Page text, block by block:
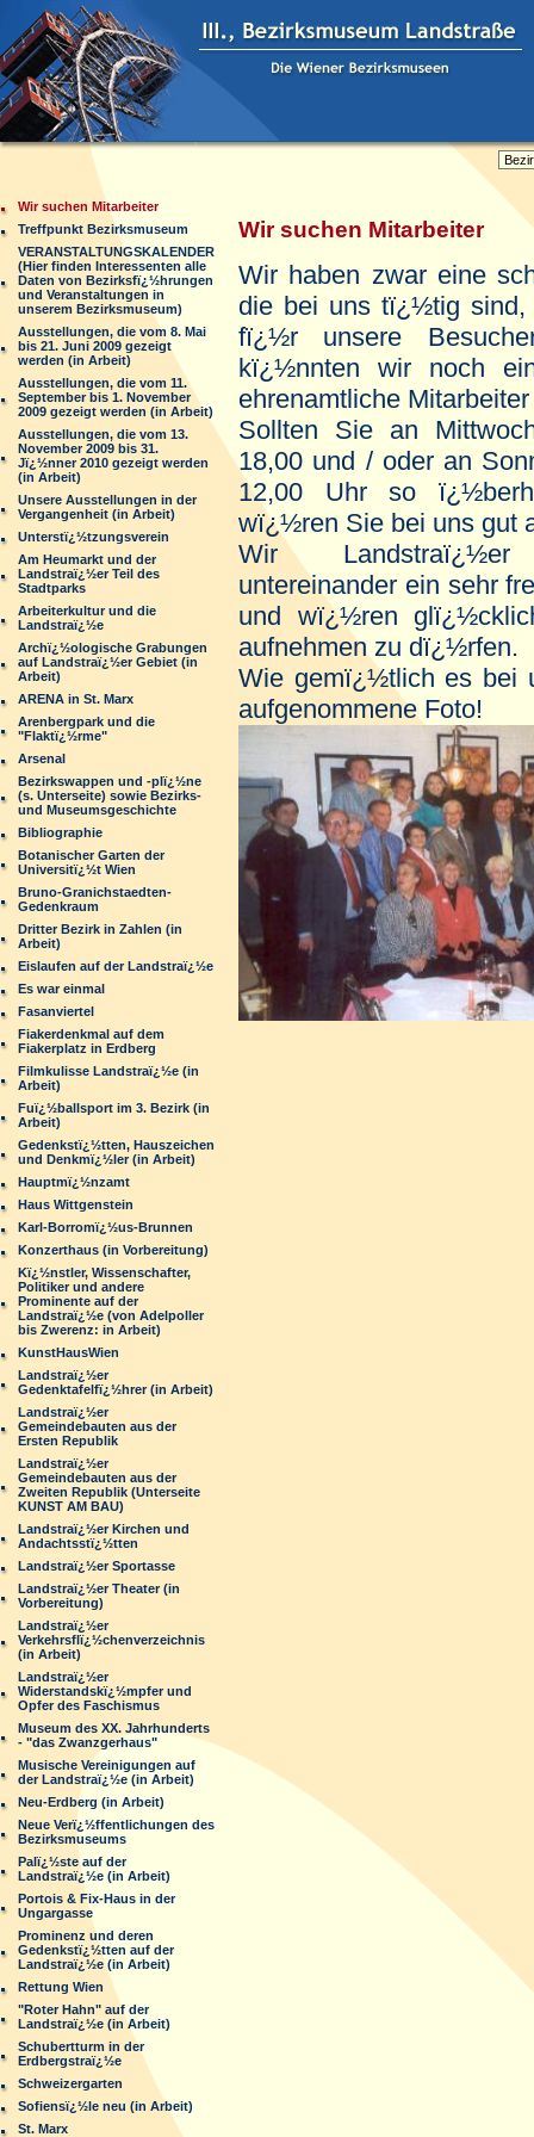
Wir suchen Mitarbeiter
Treffpunkt Bezirksmuseum
VERANSTALTUNGSKALENDER
(Hier finden Interessenten alle
Daten von Bezirksfï¿½hrungen
und Veranstaltungen in
unserem Bezirksmuseum)
Ausstellungen, die vom 8. Mai
bis 21. Juni 2009 gezeigt
werden (in Arbeit)
Ausstellungen, die vom 11.
September bis 1. November
2009 gezeigt werden (in Arbeit)
Ausstellungen, die vom 13.
November 2009 bis 31.
Jï¿½nner 2010 gezeigt werden
(in Arbeit)
Unsere Ausstellungen in der
Vergangenheit (in Arbeit)
Unterstï¿½tzungsverein
Am Heumarkt und der
Landstraï¿½er Teil des
Stadtparks
Arbeiterkultur und die
Landstraï¿½e
Archï¿½ologische Grabungen
auf Landstraï¿½er Gebiet (in
Arbeit)
ARENA in St. Marx
Arenbergpark und die
"Flaktï¿½rme"
Arsenal
Bezirkswappen und -plï¿½ne
(s. Unterseite) sowie Bezirks-
und Museumsgeschichte
Bibliographie
Botanischer Garten der
Universitï¿½t Wien
Bruno-Granichstaedten-
Gedenkraum
Dritter Bezirk in Zahlen (in
Arbeit)
Eislaufen auf der Landstraï¿½e
Es war einmal
Fasanviertel
Fiakerdenkmal auf dem
Fiakerplatz in Erdberg
Filmkulisse Landstraï¿½e (in
Arbeit)
Fuï¿½ballsport im 3. Bezirk (in
Arbeit)
Gedenkstï¿½tten, Hauszeichen
und Denkmï¿½ler (in Arbeit)
Hauptmï¿½nzamt
Haus Wittgenstein
Karl-Borromï¿½us-Brunnen
Konzerthaus (in Vorbereitung)
Kï¿½nstler, Wissenschafter,
Politiker und andere
Prominente auf der
Landstraï¿½e (von Adelpoller
bis Zwerenz: in Arbeit)
KunstHausWien
Landstraï¿½er
Gedenktafelfï¿½hrer (in Arbeit)
Landstraï¿½er
Gemeindebauten aus der
Ersten Republik
Landstraï¿½er
Gemeindebauten aus der
Zweiten Republik (Unterseite
KUNST AM BAU)
Landstraï¿½er Kirchen und
Andachtsstï¿½tten
Landstraï¿½er Sportasse
Landstraï¿½er Theater (in
Vorbereitung)
Landstraï¿½er
Verkehrsflï¿½chenverzeichnis
(in Arbeit)
Landstraï¿½er
Widerstandskï¿½mpfer und
Opfer des Faschismus
Museum des XX. Jahrhunderts
- "das Zwanzgerhaus"
Musische Vereinigungen auf
der Landstraï¿½e (in Arbeit)
Neu-Erdberg (in Arbeit)
Neue Verï¿½ffentlichungen des
Bezirksmuseums
Palï¿½ste auf der
Landstraï¿½e (in Arbeit)
Portois & Fix-Haus in der
Ungargasse
Prominenz und deren
Gedenkstï¿½tten auf der
Landstraï¿½e (in Arbeit)
Rettung Wien
"Roter Hahn" auf der
Landstraï¿½e (in Arbeit)
Schubertturm in der
Erdbergstraï¿½e
Schweizergarten
Sofiensï¿½le neu (in Arbeit)
St. Marx
Wir suchen Mitarbeiter
Wir haben zwar eine
die bei uns tï¿½tig sind,
fï¿½r unsere
kï¿½nnten wir noch
ehrenamtliche
Sollten Sie an
18,00 und / oder an
12,00 Uhr so
wï¿½ren Sie bei uns gut
Wir
untereinander ein sehr
und wï¿½ren
aufnehmen zu dï¿½rfen.
Wie gemï¿½tlich es bei
aufgenommene Foto!